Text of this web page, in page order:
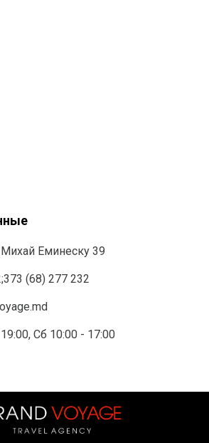
Еминеску 39
;373 (68) 277 232
Сб 10:00 - 17:00